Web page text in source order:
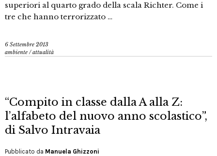
superiori al quarto grado della scala Richter. Come i
tre che hanno terrorizzato …
6 Settembre 2013
ambiente /attualità
“Compito in classe dalla A alla Z:
l’alfabeto del nuovo anno scolastico”,
di Salvo Intravaia
Pubblicato da Manuela Ghizzoni